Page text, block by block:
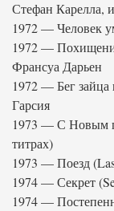
Стефан Карелла,
1972 — Человек
1972 —
Франсуа Дарьен
1972 — Бег
Гарсия
1973 — С Новым
титрах)
1973 — Поезд
1974 — Секрет
1974 —